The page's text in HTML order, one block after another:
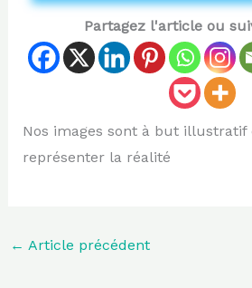
Partagez l'article ou
Nos images sont à but illustratif
représenter la réalité
← Article précédent